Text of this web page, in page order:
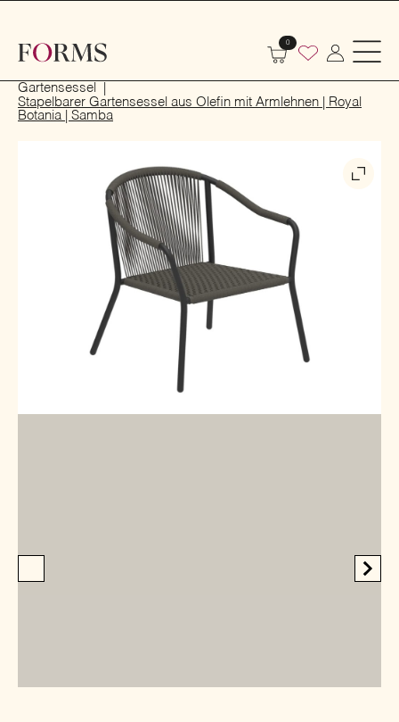
0
Gartensessel
Stapelbarer Gartensessel aus Olefin mit Armlehnen | Royal
Botania | Samba